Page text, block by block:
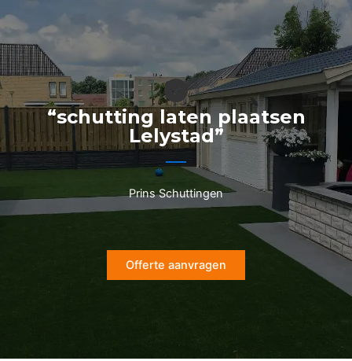
naar
de
inhoud
“schutting laten plaatsen
Lelystad”
Prins Schuttingen
Offerte aanvragen